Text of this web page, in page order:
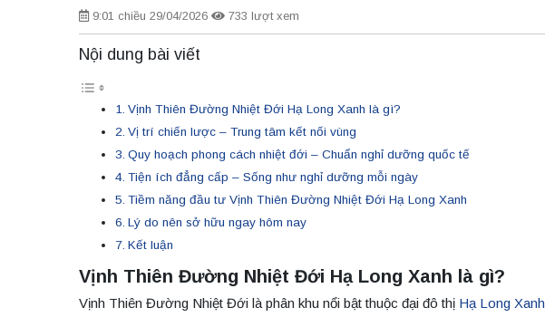
9:01 chiều 29/04/2026 733 lượt xem
Nội dung bài viết
Vịnh Thiên Đường Nhiệt Đới Hạ Long Xanh là gì?
Vị trí chiến lược – Trung tâm kết nối vùng
Quy hoạch phong cách nhiệt đới – Chuẩn nghỉ dưỡng quốc tế
Tiện ích đẳng cấp – Sống như nghỉ dưỡng mỗi ngày
Tiềm năng đầu tư Vịnh Thiên Đường Nhiệt Đới Hạ Long Xanh
Lý do nên sở hữu ngay hôm nay
Kết luận
Vịnh Thiên Đường Nhiệt Đới Hạ Long Xanh là gì?
Vịnh Thiên Đường Nhiệt Đới là phân khu nổi bật thuộc đại đô thị Hạ Long Xanh